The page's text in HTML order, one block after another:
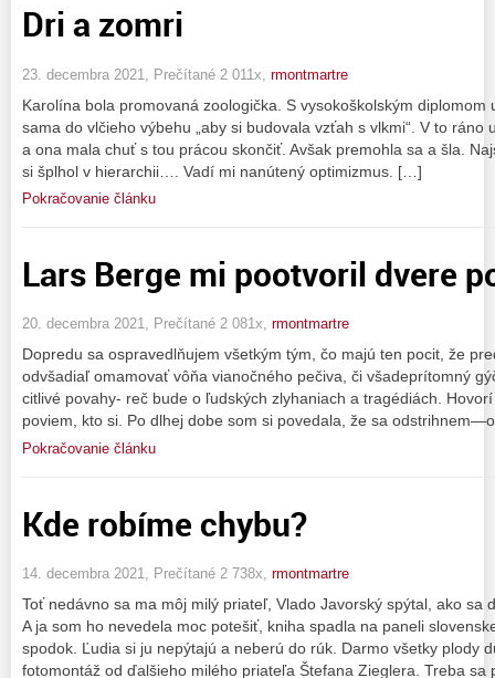
Dri a zomri
23. decembra 2021, Prečítané 2 011x, rmontmartre
Karolína bola promovaná zoologička. S vysokoškolským diplomom
sama do vlčieho výbehu „aby si budovala vzťah s vlkmi“. V to
a ona mala chuť s tou prácou skončiť. Avšak premohla sa a šla.
si šplhol v hierarchii…. Vadí mi nanútený optimizmus. […]
Pokračovanie článku
Lars Berge mi pootvoril dvere
20. decembra 2021, Prečítané 2 081x, rmontmartre
Dopredu sa ospravedlňujem všetkým tým, čo majú ten pocit, že
odvšadiaľ omamovať vôňa vianočného pečiva, či všadeprítomný
citlivé povahy- reč bude o ľudských zlyhaniach a tragédiách.
poviem, kto si. Po dlhej dobe som si povedala, že sa
Pokračovanie článku
Kde robíme chybu?
14. decembra 2021, Prečítané 2 738x, rmontmartre
Toť nedávno sa ma môj milý priateľ, Vlado Javorský spýtal, ako sa
A ja som ho nevedela moc potešiť, kniha spadla na paneli
spodok. Ľudia si ju nepýtajú a neberú do rúk. Darmo všetky plody
fotomontáž od ďalšieho milého priateľa Štefana Zieglera. Treba